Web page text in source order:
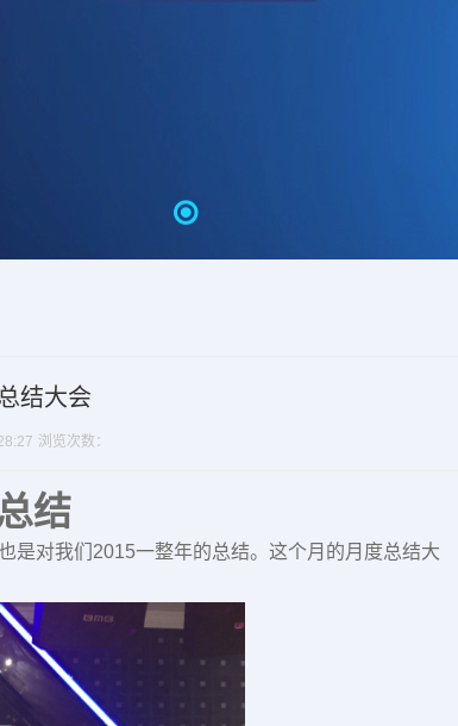
结大会
浏览次数：
结
是对我们2015一整年的总结。这个月的月度总结大